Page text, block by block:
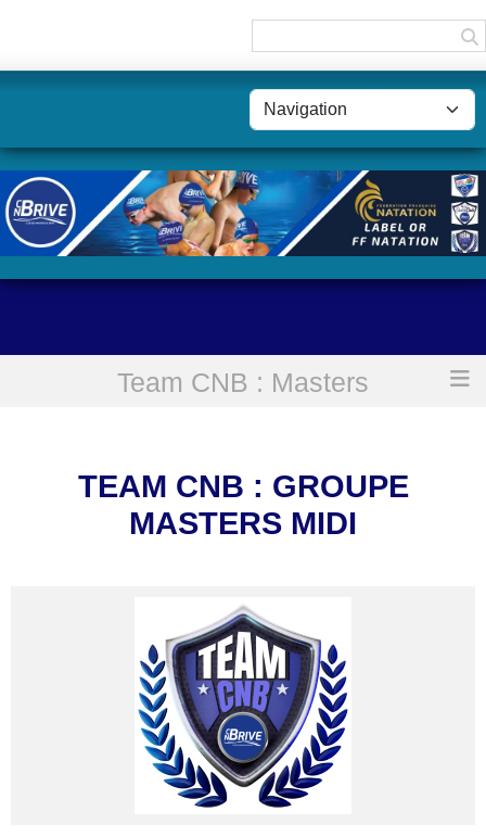
Team CNB : Masters
Team CNB : Groupe Masters midi
TEAM CNB : GROUPE
MASTERS MIDI